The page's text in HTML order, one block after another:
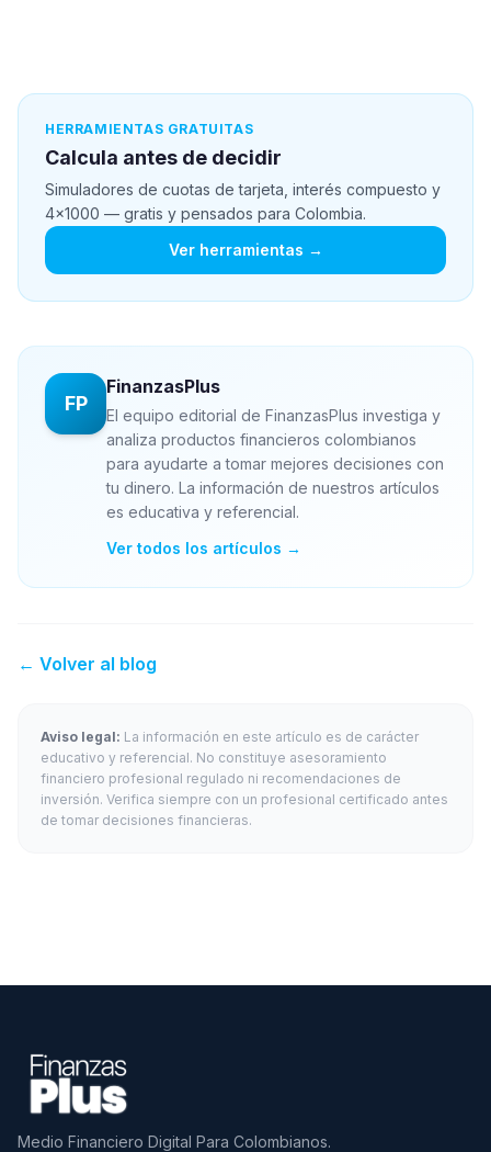
HERRAMIENTAS GRATUITAS
Calcula antes de decidir
Simuladores de cuotas de tarjeta, interés compuesto y
4x1000 — gratis y pensados para Colombia.
Ver herramientas →
FP
FinanzasPlus
El equipo editorial de FinanzasPlus investiga y
analiza productos financieros colombianos
para ayudarte a tomar mejores decisiones con
tu dinero. La información de nuestros artículos
es educativa y referencial.
Ver todos los artículos →
← Volver al blog
Aviso legal: La información en este artículo es de carácter
educativo y referencial. No constituye asesoramiento
financiero profesional regulado ni recomendaciones de
inversión. Verifica siempre con un profesional certificado antes
de tomar decisiones financieras.
Medio Financiero Digital Para Colombianos.